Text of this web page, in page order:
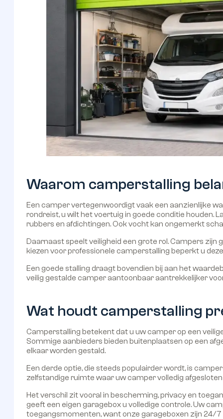
Waarom camperstalling
Een camper vertegenwoordigt vaak een aanzienlijke
rondreist, u wilt het voertuig in goede conditie houden.
rubbers en afdichtingen. Ook vocht kan ongemerkt
Daarnaast speelt veiligheid een grote rol. Campers zijn
kiezen voor professionele camperstalling beperkt u
Een goede stalling draagt bovendien bij aan het
veilig gestalde camper aantoonbaar aantrekkelijker
Wat houdt camperstalling
Camperstalling betekent dat u uw camper op een
Sommige aanbieders bieden buitenplaatsen op een
elkaar worden gestald.
Een derde optie, die steeds populairder wordt, is
zelfstandige ruimte waar uw camper volledig
Het verschil zit vooral in bescherming, privacy en
geeft een eigen garagebox u volledige controle. Uw
toegangsmomenten, want onze garageboxen zijn 24/7